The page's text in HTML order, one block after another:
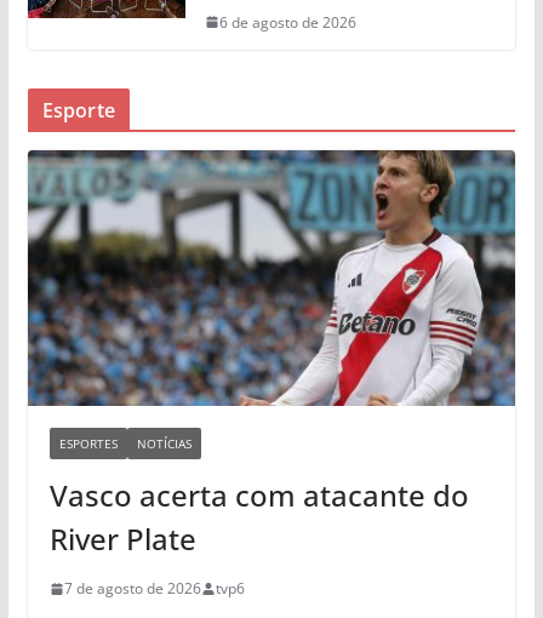
6 de agosto de 2026
Esporte
ESPORTES NOTÍCIAS
Vasco acerta com atacante do
River Plate
7 de agosto de 2026 tvp6